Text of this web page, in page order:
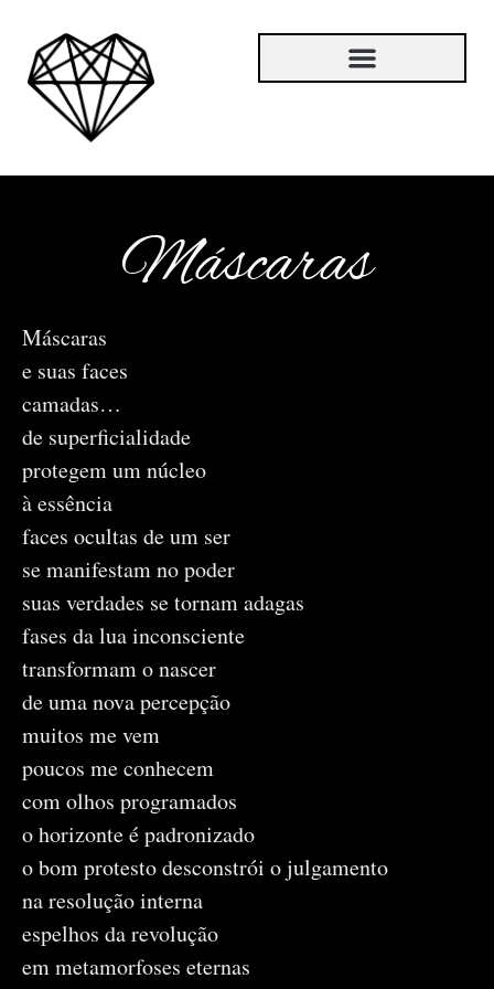
Máscaras
Máscaras
e suas faces
camadas…
de superficialidade
protegem um núcleo
à essência
faces ocultas de um ser
se manifestam no poder
suas verdades se tornam adagas
fases da lua inconsciente
transformam o nascer
de uma nova percepção
muitos me vem
poucos me conhecem
com olhos programados
o horizonte é padronizado
o bom protesto desconstrói o julgamento
na resolução interna
espelhos da revolução
em metamorfoses eternas